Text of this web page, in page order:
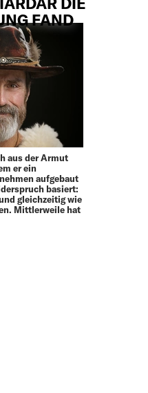
FAND
aus der Armut
er ein
aufgebaut
basiert:
gleichzeitig wie
Mittlerweile hat